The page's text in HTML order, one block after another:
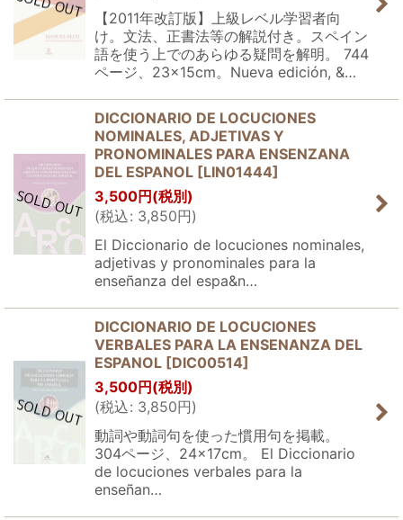
【2011年改訂版】上級レベル学習者向
け。文法、正書法等の解説付き。スペイン
語を使う上でのあらゆる疑問を解明。 744
ページ、23×15cm。Nueva edición, &…
DICCIONARIO DE LOCUCIONES
NOMINALES, ADJETIVAS Y
PRONOMINALES PARA ENSENZANA
DEL ESPANOL [LIN01444]
3,500円 (税別)
(税込: 3,850円)
El Diccionario de locuciones nominales,
adjetivas y pronominales para la
enseñanza del espa&n…
DICCIONARIO DE LOCUCIONES
VERBALES PARA LA ENSENANZA DEL
ESPANOL [DIC00514]
3,500円 (税別)
(税込: 3,850円)
動詞や動詞句を使った慣用句を掲載。
304ページ、24×17cm。 El Diccionario
de locuciones verbales para la
enseñan…